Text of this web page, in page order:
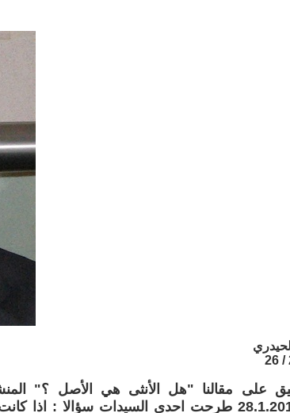
بتاريخ28.1.2011 طرحت احدى السيدات سؤالا :